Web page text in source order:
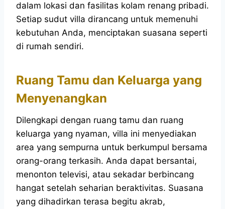
dalam lokasi dan fasilitas kolam renang pribadi.
Setiap sudut villa dirancang untuk memenuhi
kebutuhan Anda, menciptakan suasana seperti
di rumah sendiri.
Ruang Tamu dan Keluarga yang
Menyenangkan
Dilengkapi dengan ruang tamu dan ruang
keluarga yang nyaman, villa ini menyediakan
area yang sempurna untuk berkumpul bersama
orang-orang terkasih. Anda dapat bersantai,
menonton televisi, atau sekadar berbincang
hangat setelah seharian beraktivitas. Suasana
yang dihadirkan terasa begitu akrab,